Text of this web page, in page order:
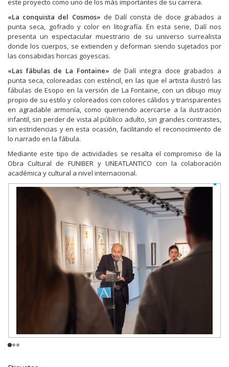
este proyecto como uno de los más importantes de su carrera.
«La conquista del Cosmos» de Dalí consta de doce grabados a
punta seca, gofrado y color en litografía. En esta serie, Dalí nos
presenta un espectacular muestrario de su universo surrealista
donde los cuerpos, se extienden y deforman siendo sujetados por
las consabidas horcas goyescas.
«Las fábulas de La Fontaine» de Dalí integra doce grabados a
punta seca, coloreadas con esténcil, en las que el artista ilustró las
fábulas de Esopo en la versión de La Fontaine, con un dibujo muy
propio de su estilo y coloreados con colores cálidos y transparentes
en agradable armonía, como queriendo acercarse a la ilustración
infantil, sin perder de vista al público adulto, sin grandes contrastes,
sin estridencias y en esta ocasión, facilitando el reconocimiento de
lo narrado en la fábula.
Mediante este tipo de actividades se resalta el compromiso de la
Obra Cultural de FUNIBER y UNEATLANTICO con la colaboración
académica y cultural a nivel internacional.